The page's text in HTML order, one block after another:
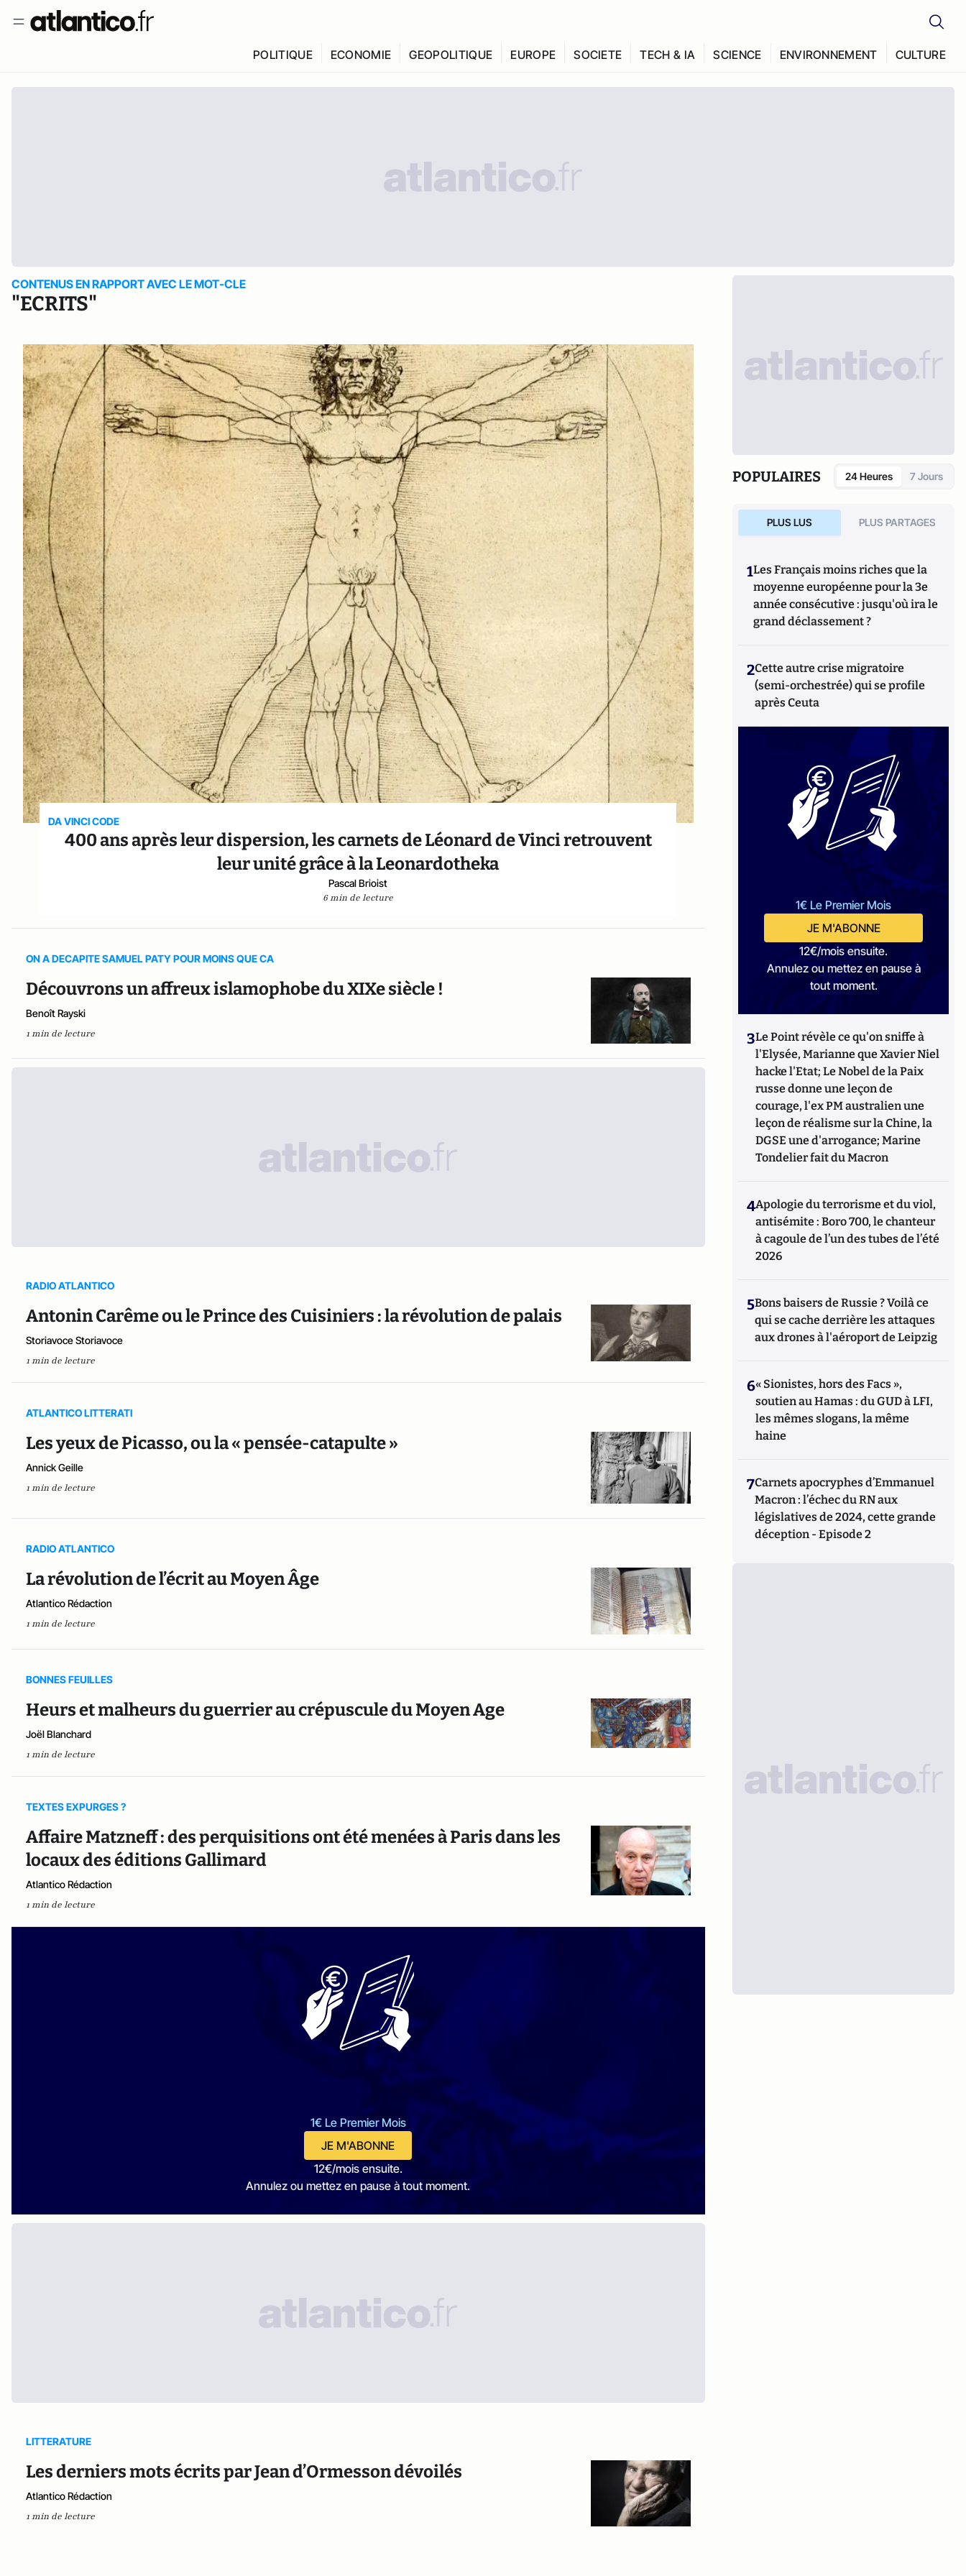
POLITIQUE ECONOMIE GEOPOLITIQUE EUROPE SOCIETE TECH & IA SCIENCE ENVIRONNEMENT CULTURE
CONTENUS EN RAPPORT AVEC LE MOT-CLE
"ECRITS"
DA VINCI CODE
400 ans après leur dispersion, les carnets de Léonard de Vinci retrouvent
leur unité grâce à la Leonardotheka
Pascal Brioist
6 min de lecture
ON A DECAPITE SAMUEL PATY POUR MOINS QUE CA
Découvrons un affreux islamophobe du XIXe siècle !
Benoît Rayski
1 min de lecture
RADIO ATLANTICO
Antonin Carême ou le Prince des Cuisiniers : la révolution de palais
Storiavoce Storiavoce
1 min de lecture
ATLANTICO LITTERATI
Les yeux de Picasso, ou la « pensée-catapulte »
Annick Geille
1 min de lecture
RADIO ATLANTICO
La révolution de l’écrit au Moyen Âge
Atlantico Rédaction
1 min de lecture
BONNES FEUILLES
Heurs et malheurs du guerrier au crépuscule du Moyen Age
Joël Blanchard
1 min de lecture
TEXTES EXPURGES ?
Affaire Matzneff : des perquisitions ont été menées à Paris dans les
locaux des éditions Gallimard
Atlantico Rédaction
1 min de lecture
1€ Le Premier Mois
JE M'ABONNE
12€/mois ensuite.
Annulez ou mettez en pause à tout moment.
LITTERATURE
Les derniers mots écrits par Jean d’Ormesson dévoilés
Atlantico Rédaction
1 min de lecture
POPULAIRES 24 Heures 7 Jours
PLUS LUS PLUS PARTAGES
1Les Français moins riches que la
moyenne européenne pour la 3e
année consécutive : jusqu'où ira le
grand déclassement ?
2Cette autre crise migratoire
(semi-orchestrée) qui se profile
après Ceuta
1€ Le Premier Mois
JE M'ABONNE
12€/mois ensuite.
Annulez ou mettez en pause à
tout moment.
3Le Point révèle ce qu'on sniffe à
l'Elysée, Marianne que Xavier Niel
hacke l'Etat; Le Nobel de la Paix
russe donne une leçon de
courage, l'ex PM australien une
leçon de réalisme sur la Chine, la
DGSE une d'arrogance; Marine
Tondelier fait du Macron
4Apologie du terrorisme et du viol,
antisémite : Boro 700, le chanteur
à cagoule de l’un des tubes de l’été
2026
5Bons baisers de Russie ? Voilà ce
qui se cache derrière les attaques
aux drones à l'aéroport de Leipzig
6« Sionistes, hors des Facs »,
soutien au Hamas : du GUD à LFI,
les mêmes slogans, la même
haine
7Carnets apocryphes d’Emmanuel
Macron : l’échec du RN aux
législatives de 2024, cette grande
déception - Episode 2